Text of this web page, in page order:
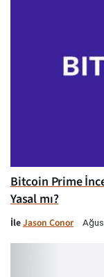
Bitcoin Prime
Yasal mı?
İleJason Conor